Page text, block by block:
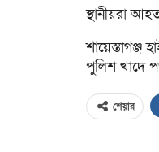
স্থানীয়রা
শায়েস্তাগঞ্জ
পুলিশ খাদে
শেয়ার